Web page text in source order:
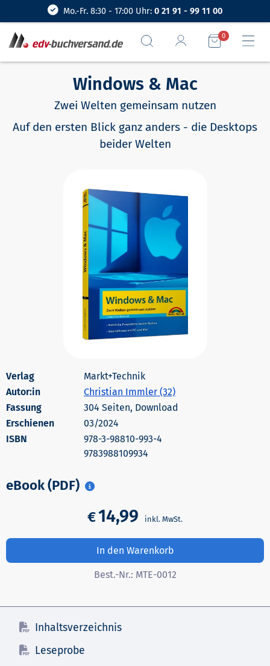
Mo.-Fr. 8:30 - 17:00 Uhr: 0 21 91 - 99 11 00
0
Windows & Mac
Zwei Welten gemeinsam nutzen
Auf den ersten Blick ganz anders - die Desktops
beider Welten
Markt+Technik
Autor:in
Christian Immler (32)
304 Seiten, Download
Erschienen
03/2024
978-3-98810-993-4
9783988109934
eBook (PDF)
€14,99
In den Warenkorb
Best.-Nr.: MTE-0012
Inhaltsverzeichnis
Leseprobe